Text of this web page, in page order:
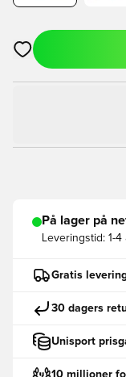
Åpner en Modal
På lager på
Leveringstid: 1-4
Gratis
30 dagers
Unisport
10 millioner